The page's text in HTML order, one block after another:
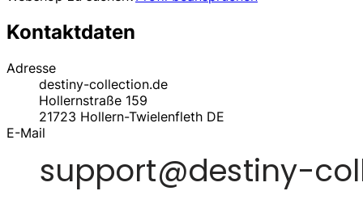
Kontaktdaten
Adresse
destiny-collection.de
Hollernstraße 159
21723 Hollern-Twielenfleth DE
E-Mail